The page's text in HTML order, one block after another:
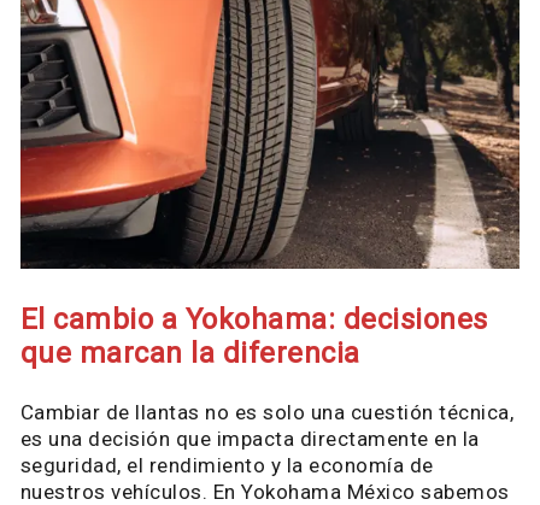
El cambio a Yokohama: decisiones
que marcan la diferencia
Cambiar de llantas no es solo una cuestión técnica,
es una decisión que impacta directamente en la
seguridad, el rendimiento y la economía de
nuestros vehículos. En Yokohama México sabemos